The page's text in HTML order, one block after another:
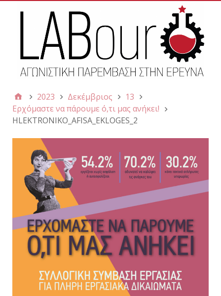
2023 Δεκέμβριος
13
Ερχόμαστε να πάρουμε ό,τι μας ανήκει!
HLEKTRONIKO_AFISA_EKLOGES_2